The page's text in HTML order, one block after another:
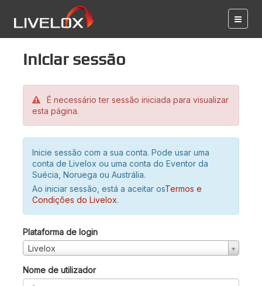
Iniciar sessão
É necessário ter sessão iniciada para visualizar
esta página.
Inicie sessão com a sua conta. Pode usar uma
conta de Livelox ou uma conta do Eventor da
Suécia, Noruega ou Austrália.
Ao iniciar sessão, está a aceitar osTermos e
Condições do Livelox.
Plataforma de login
Livelox
Nome de utilizador